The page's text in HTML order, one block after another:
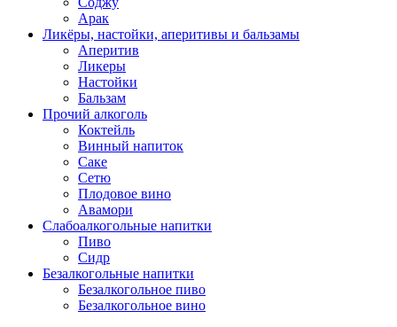
Арак
Ликёры, настойки, аперитивы и бальзамы
Аперитив
Ликеры
Настойки
Бальзам
Прочий алкоголь
Коктейль
Винный напиток
Саке
Сетю
Плодовое вино
Авамори
Слабоалкогольные напитки
Пиво
Сидр
Безалкогольные напитки
Безалкогольное пиво
Безалкогольное вино